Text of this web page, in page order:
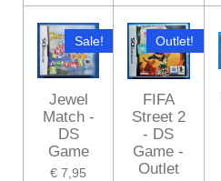
Sale!
Jewel
Match -
DS
Game
€ 7,95
Outlet!
FIFA
Street 2
- DS
Game -
Outlet